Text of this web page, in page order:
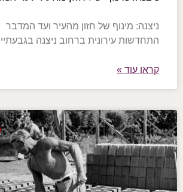
ניצנה: מינוף של חזון מהעיר ועד המדבר
התחדשות עירונית ברחוב ניצנה
קראו עוד »